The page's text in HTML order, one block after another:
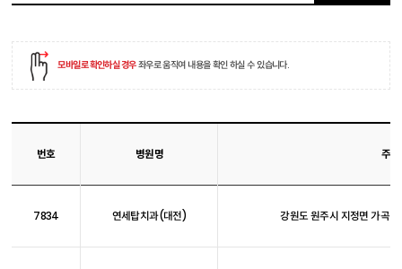
모바일로 확인하실 경우좌우로 움직여 내용을 확인 하실 수 있습니다.
번호 병원명 주소
7834 연세탑치과(대전) 강원도 원주시 지정면 가곡